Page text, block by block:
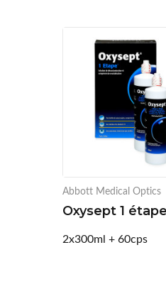
Abbott Medical Optics
Oxysept 1
2x300ml + 60cps